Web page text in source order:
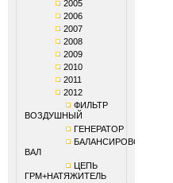
2005
2006
2007
2008
2009
2010
2011
2012
ФИЛЬТР
ВОЗДУШНЫЙ
ГЕНЕРАТОР
БАЛАНСИРОВОЧНЫЙ
ВАЛ
ЦЕПЬ
ГРМ+НАТЯЖИТЕЛЬ